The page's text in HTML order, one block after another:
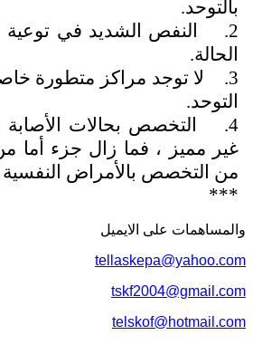
بالتوحد.
2.
النفص الشديد في توعية
الحالة.
3.
لا توجد مراكز متطورة
التوحد.
4.
التخصص بحالات
غير مميز ، فما زال جزء أما
من التخصص بالأمراض النفسية
***
والمساهمات علی الایمیل
tellaskepa@yahoo.com
tskf2004@gmail.com
telskof@hotmail.com